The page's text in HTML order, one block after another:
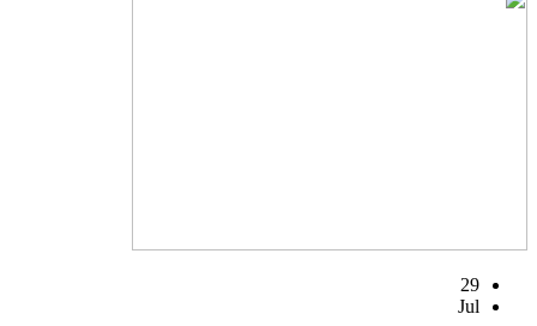
29
Jul